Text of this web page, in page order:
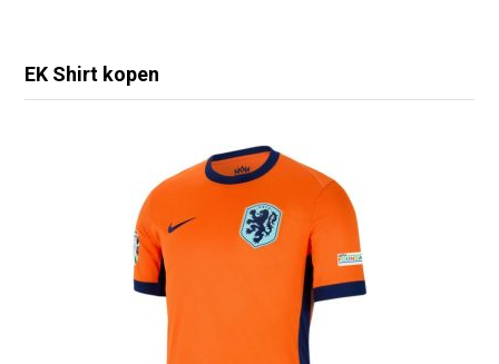
EK Shirt kopen